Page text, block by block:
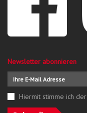
Newsletter abonnieren
Hiermit stimme ich der